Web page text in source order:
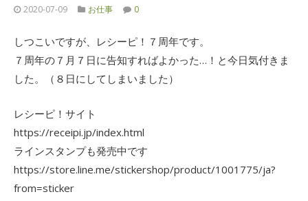
2020-07-09 お仕事 0
しつこいですが、レシーピ！７周年です。
７周年の７月７日に告知すればよかった…！と今日気付きま
した。（８日にしてしまいました）
レシーピ！サイト
https://receipi.jp/index.html
ラインスタンプも発売中です
https://store.line.me/stickershop/product/1001775/ja?
from=sticker